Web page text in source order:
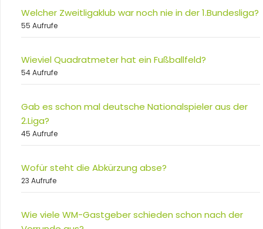
Welcher Zweitligaklub war noch nie in der 1.Bundesliga?
55 Aufrufe
Wieviel Quadratmeter hat ein Fußballfeld?
54 Aufrufe
Gab es schon mal deutsche Nationalspieler aus der
2.Liga?
45 Aufrufe
Wofür steht die Abkürzung abse?
23 Aufrufe
Wie viele WM-Gastgeber schieden schon nach der